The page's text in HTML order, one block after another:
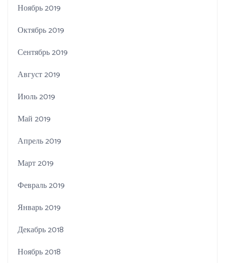
Ноябрь 2019
Октябрь 2019
Сентябрь 2019
Август 2019
Июль 2019
Май 2019
Апрель 2019
Март 2019
Февраль 2019
Январь 2019
Декабрь 2018
Ноябрь 2018